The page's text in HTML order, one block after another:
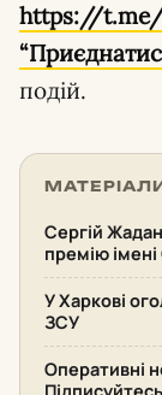
https://
подій.
Сергій
премію
У Харкові
ЗСУ
Оперативні